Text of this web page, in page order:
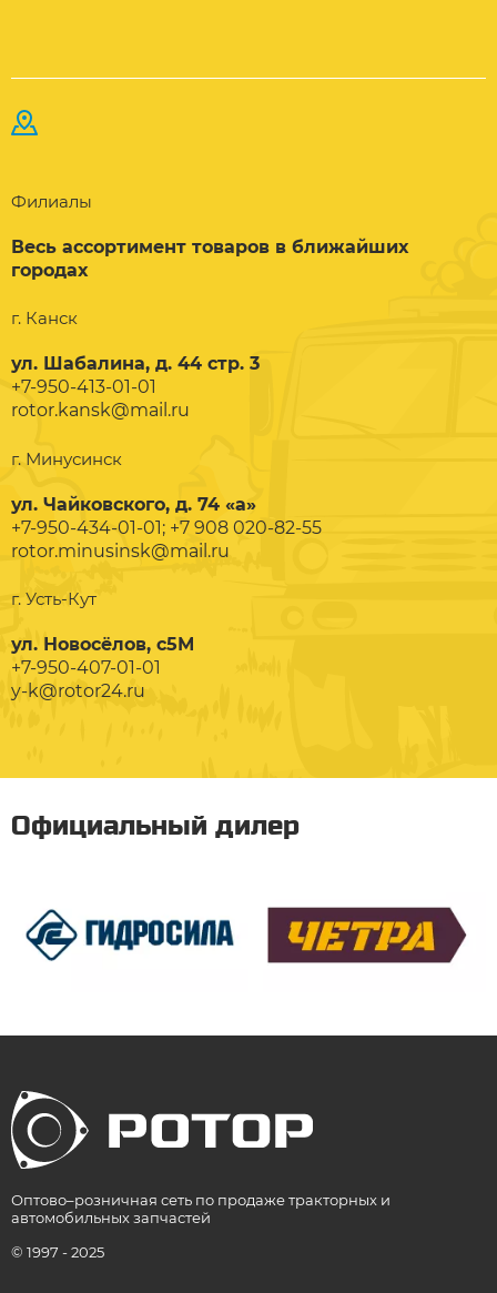
Филиалы
Весь ассортимент товаров в ближайших
городах
г. Канск
ул. Шабалина, д. 44 стр. 3
+7-950-413-01-01
rotor.kansk@mail.ru
г. Минусинск
ул. Чайковского, д. 74 «а»
+7-950-434-01-01; +7 908 020-82-55
rotor.minusinsk@mail.ru
г. Усть-Кут
ул. Новосёлов, с5М
+7-950-407-01-01
y-k@rotor24.ru
Официальный дилер
Оптово–розничная сеть по продаже тракторных и
автомобильных запчастей
© 1997 - 2025